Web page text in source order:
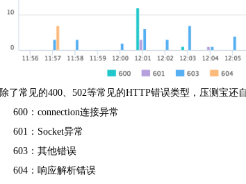
除了常见的400、502等常见的HTTP错误类型，压测宝还
600：connection连接异常
601：Socket异常
603：其他错误
604：响应解析错误